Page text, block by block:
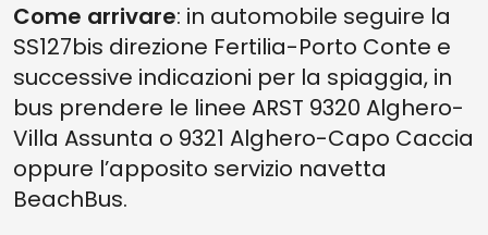
Come arrivare: in automobile seguire la
SS127bis direzione Fertilia-Porto Conte e
successive indicazioni per la spiaggia, in
bus prendere le linee ARST 9320 Alghero-
Villa Assunta o 9321 Alghero-Capo Caccia
oppure l’apposito servizio navetta
BeachBus.